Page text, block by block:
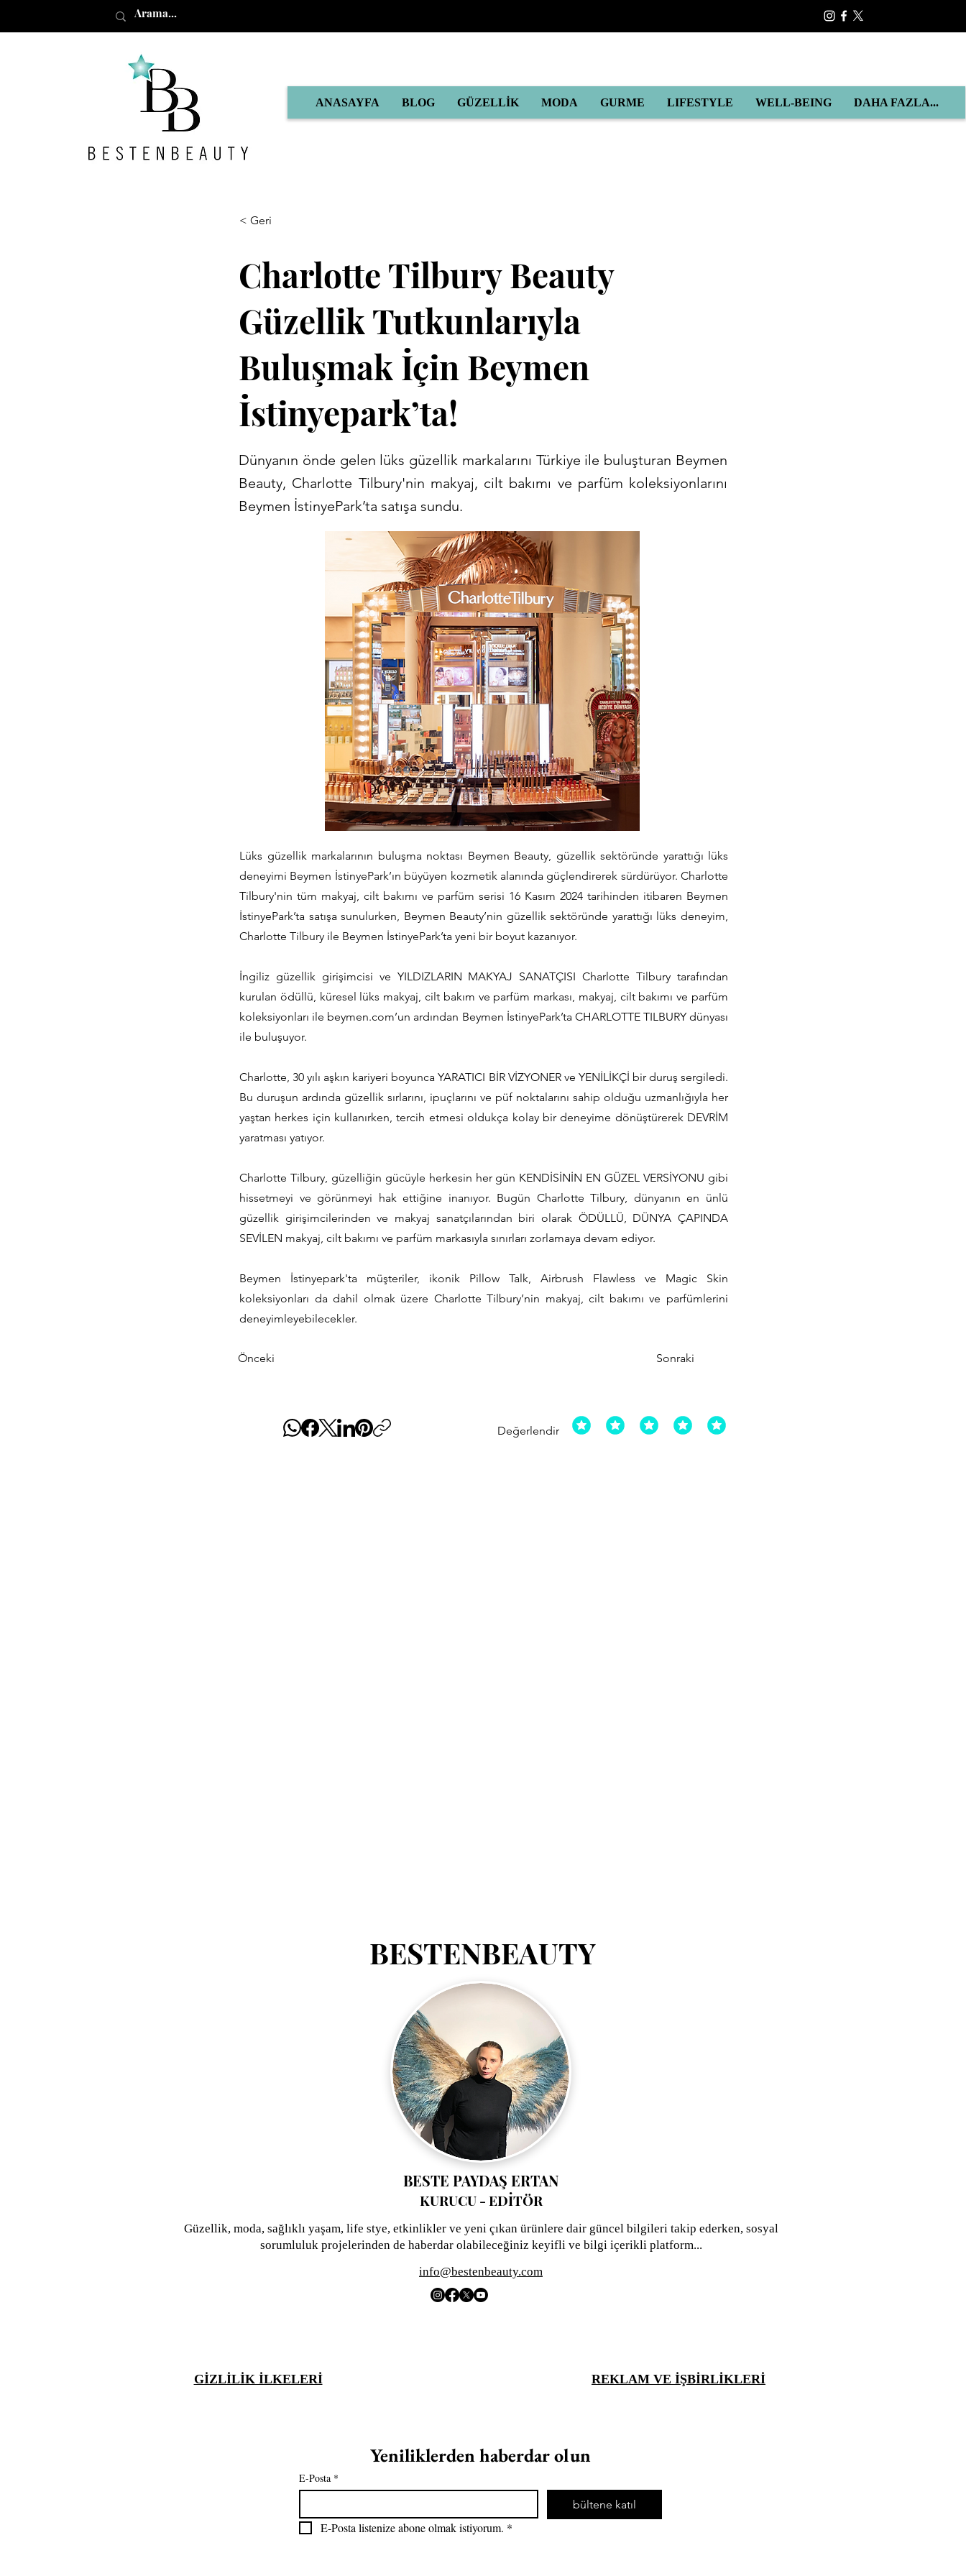
ANASAYFA BLOG GÜZELLİK MODA GURME LIFESTYLE WELL-BEING DAHA FAZLA...
< Geri
Charlotte Tilbury Beauty
Güzellik Tutkunlarıyla
Buluşmak İçin Beymen
İstinyepark’ta!
Dünyanın önde gelen lüks güzellik markalarını Türkiye ile buluşturan Beymen
Beauty, Charlotte Tilbury'nin makyaj, cilt bakımı ve parfüm koleksiyonlarını
Beymen İstinyePark’ta satışa sundu.
Lüks güzellik markalarının buluşma noktası Beymen Beauty, güzellik sektöründe yarattığı lüks
deneyimi Beymen İstinyePark’ın büyüyen kozmetik alanında güçlendirerek sürdürüyor. Charlotte
Tilbury'nin tüm makyaj, cilt bakımı ve parfüm serisi 16 Kasım 2024 tarihinden itibaren Beymen
İstinyePark’ta satışa sunulurken, Beymen Beauty’nin güzellik sektöründe yarattığı lüks deneyim,
Charlotte Tilbury ile Beymen İstinyePark’ta yeni bir boyut kazanıyor.
İngiliz güzellik girişimcisi ve YILDIZLARIN MAKYAJ SANATÇISI Charlotte Tilbury tarafından
kurulan ödüllü, küresel lüks makyaj, cilt bakım ve parfüm markası, makyaj, cilt bakımı ve parfüm
koleksiyonları ile beymen.com’un ardından Beymen İstinyePark’ta CHARLOTTE TILBURY dünyası
ile buluşuyor.
Charlotte, 30 yılı aşkın kariyeri boyunca YARATICI BİR VİZYONER ve YENİLİKÇİ bir duruş sergiledi.
Bu duruşun ardında güzellik sırlarını, ipuçlarını ve püf noktalarını sahip olduğu uzmanlığıyla her
yaştan herkes için kullanırken, tercih etmesi oldukça kolay bir deneyime dönüştürerek DEVRİM
yaratması yatıyor.
Charlotte Tilbury, güzelliğin gücüyle herkesin her gün KENDİSİNİN EN GÜZEL VERSİYONU gibi
hissetmeyi ve görünmeyi hak ettiğine inanıyor. Bugün Charlotte Tilbury, dünyanın en ünlü
güzellik girişimcilerinden ve makyaj sanatçılarından biri olarak ÖDÜLLÜ, DÜNYA ÇAPINDA
SEVİLEN makyaj, cilt bakımı ve parfüm markasıyla sınırları zorlamaya devam ediyor.
Beymen İstinyepark'ta müşteriler, ikonik Pillow Talk, Airbrush Flawless ve Magic Skin
koleksiyonları da dahil olmak üzere Charlotte Tilbury’nin makyaj, cilt bakımı ve parfümlerini
deneyimleyebilecekler.
Önceki Sonraki
Değerlendir
BESTENBEAUTY
BESTE PAYDAŞ ERTAN
KURUCU - EDİTÖR
​Güzellik, moda, sağlıklı yaşam, life stye, etkinlikler ve yeni çıkan ürünlere dair güncel bilgileri takip ederken, sosyal
sorumluluk projelerinden de haberdar olabileceğiniz keyifli ve bilgi içerikli platform...
info@bestenbeauty.com
GİZLİLİK İLKELERİ REKLAM VE İŞBİRLİKLERİ
Yeniliklerden haberdar olun
E-Posta *
bültene katıl
E-Posta listenize abone olmak istiyorum. *